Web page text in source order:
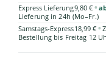
Express Lieferung9,80 € •
Lieferung in 24h (Mo–Fr.)
Samstags-Express18,99 € •
Bestellung bis Freitag 12